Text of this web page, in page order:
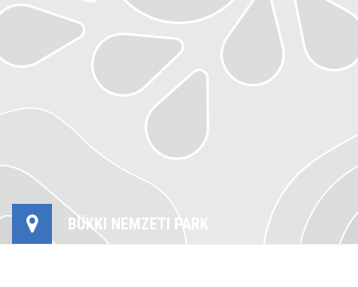
BÜKKI NEMZETI PARK